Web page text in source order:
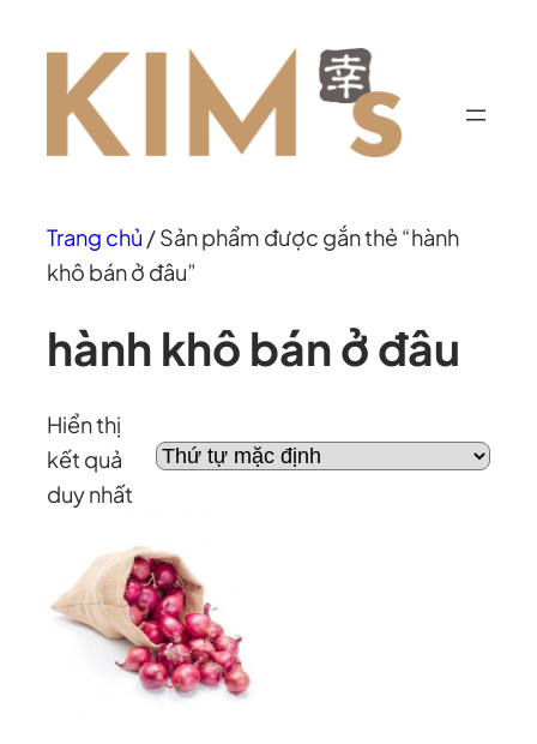
đến
dung
Trang chủ / Sản phẩm được gắn thẻ “hành
khô bán ở đâu”
hành khô bán ở đâu
Hiển thị
kết quả
duy nhất